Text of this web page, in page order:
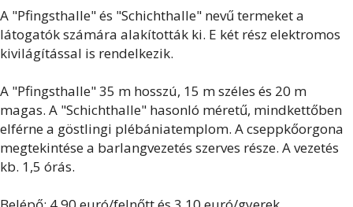
A "Pfingsthalle" és "Schichthalle" nevű termeket a
látogatók számára alakították ki. E két rész elektromos
kivilágítással is rendelkezik.
A "Pfingsthalle" 35 m hosszú, 15 m széles és 20 m
magas. A "Schichthalle" hasonló méretű, mindkettőben
elférne a göstlingi plébániatemplom. A cseppkőorgona
megtekintése a barlangvezetés szerves része. A vezetés
kb. 1,5 órás.